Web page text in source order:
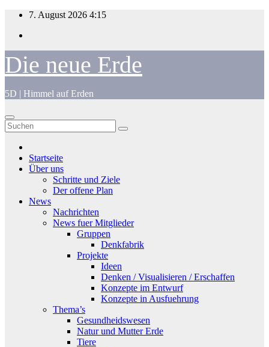
Zum
springen
7. August 2026 4:15
Die neue Erde
5D | Himmel auf Erden
Startseite
Über uns
Schritte und Ziele
Der offene Plan
News
Nachrichten
News fuer Mitglieder
Gruppen
Denkfabrik
Projekte
Ideen
Denken / Visualisieren / Erschaffen
Konzepte im Entwurf
Konzepte in Ausfuehrung
Thema’s
Gesundheidswesen
Natur und Mutter Erde
Tiere